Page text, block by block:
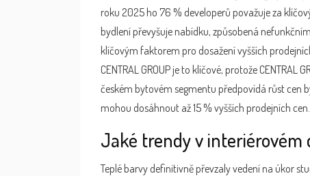
roku 2025 ho 76 % developerů považuje za
bydlení převyšuje nabídku, způsobená
klíčovým faktorem pro dosažení vyšších
CENTRAL GROUP je to klíčové, protože CENTRAL
českém bytovém segmentu předpovídá růst cen
mohou dosáhnout až 15 % vyšších prodejních cen.
Jaké trendy v
Teplé barvy definitivně převzaly vedení na úkor